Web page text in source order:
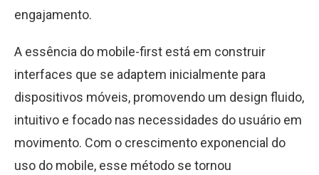
engajamento.
A essência do mobile-first está em construir
interfaces que se adaptem inicialmente para
dispositivos móveis, promovendo um design fluido,
intuitivo e focado nas necessidades do usuário em
movimento. Com o crescimento exponencial do
uso do mobile, esse método se tornou